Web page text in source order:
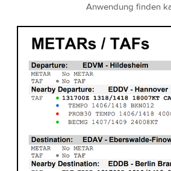
Anwendung finden